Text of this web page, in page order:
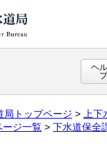
ヘル
局トップページ > 上下
ージ一覧 > 下水道保全